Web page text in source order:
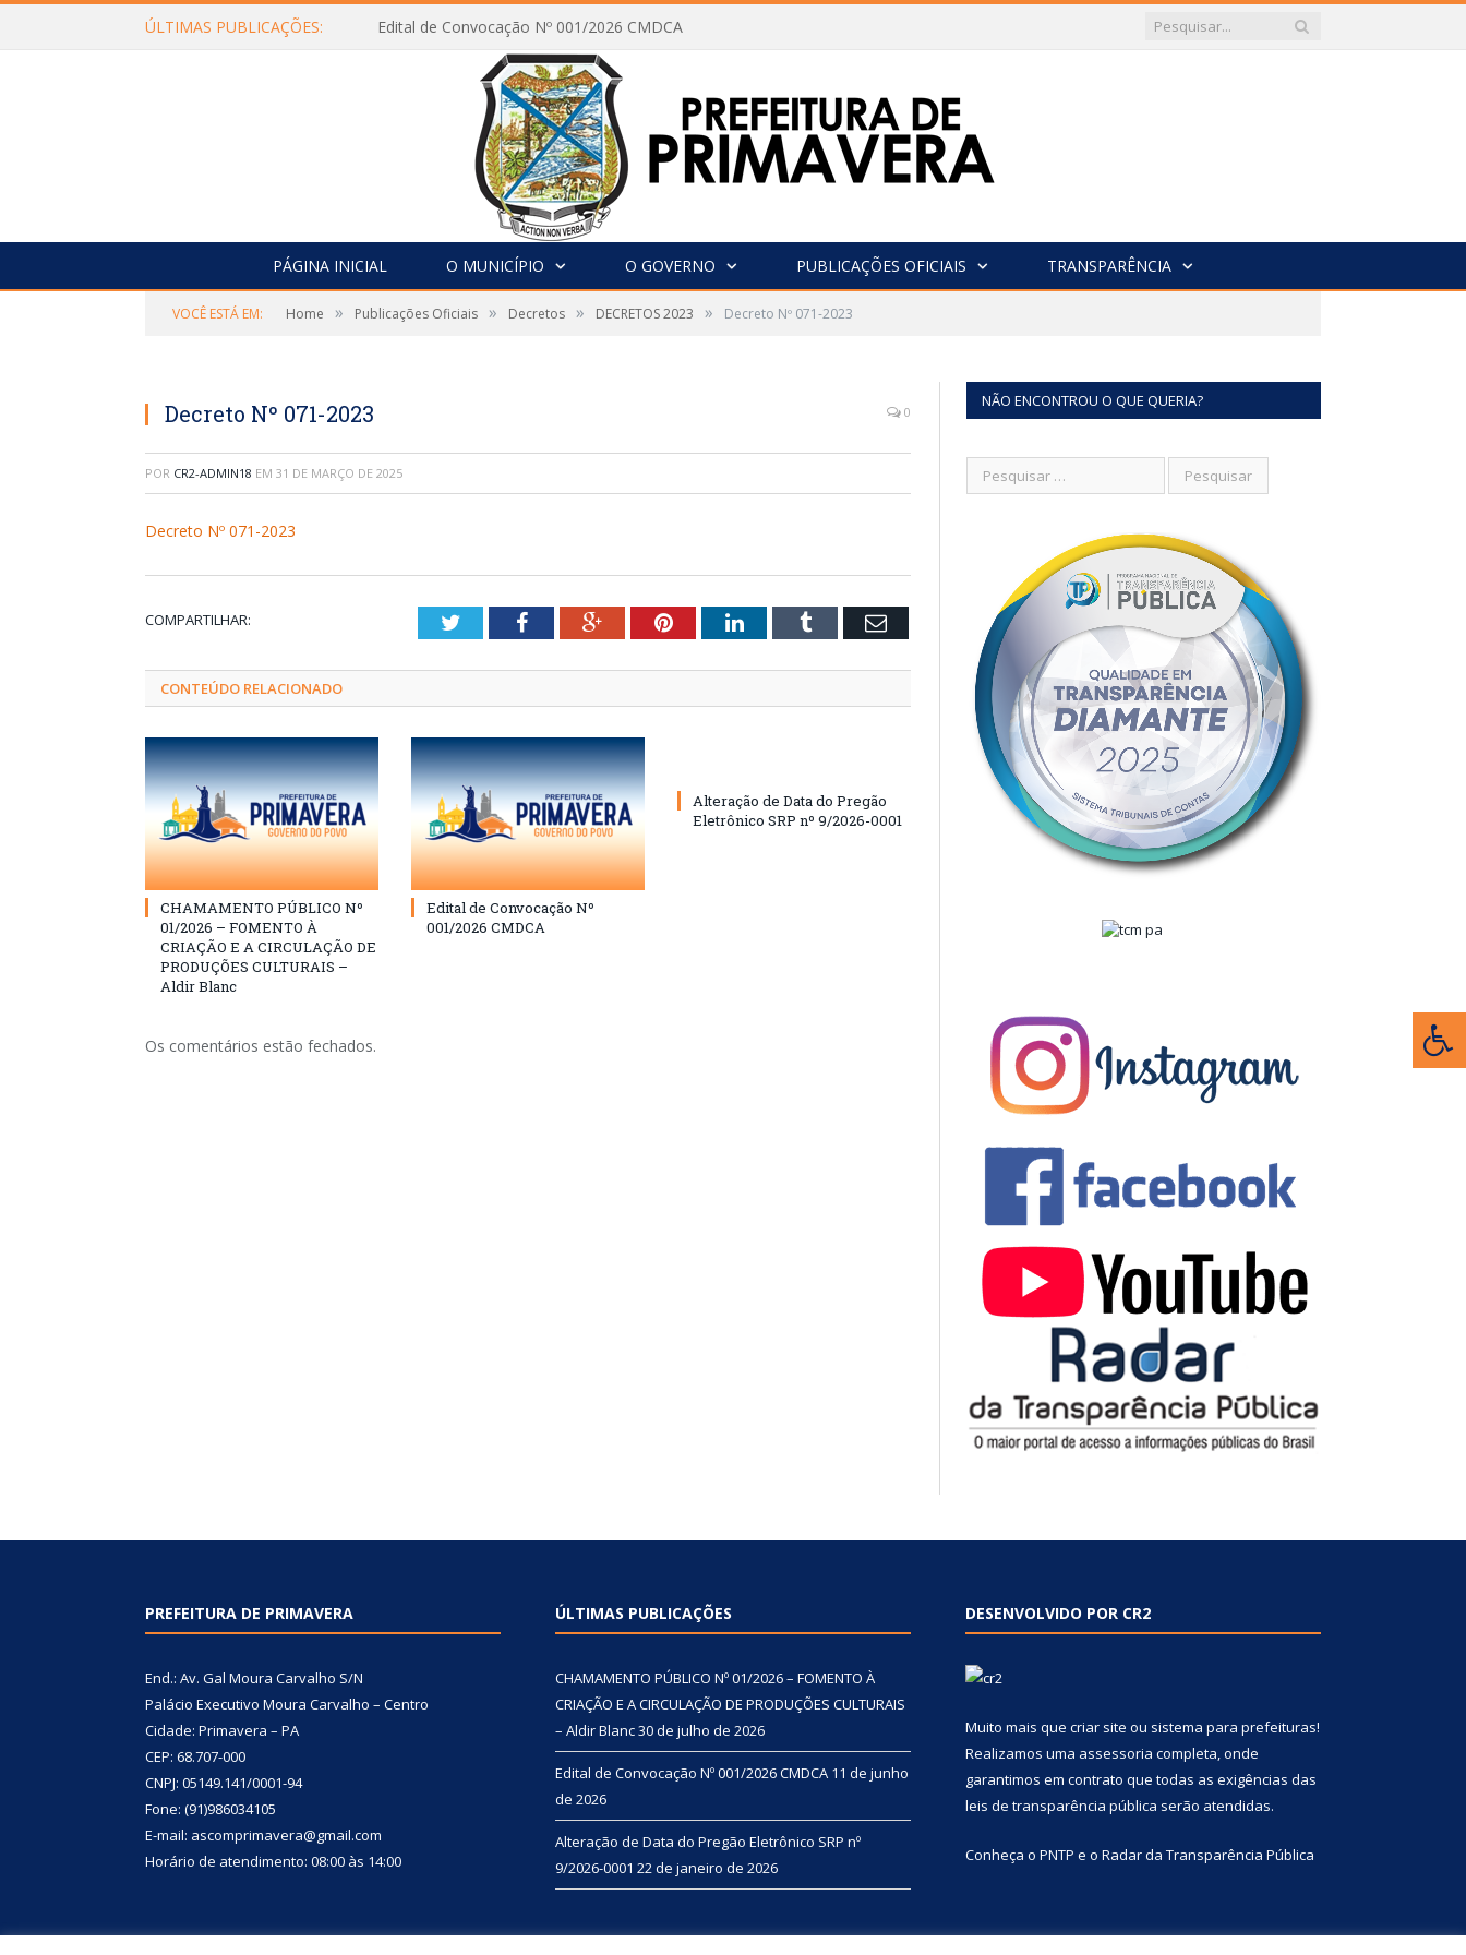
ÚLTIMAS PUBLICAÇÕES: Edital de Convocação Nº 001/2026 CMDCA
PÁGINA INICIAL O MUNICÍPIO O GOVERNO PUBLICAÇÕES OFICIAIS TRANSPARÊNCIA
VOCÊ ESTÁ EM: Home » Publicações Oficiais » Decretos » DECRETOS 2023 » Decreto Nº 071-2023
Decreto Nº 071-2023 0
POR CR2-ADMIN18 EM 31 DE MARÇO DE 2025
Decreto Nº 071-2023
COMPARTILHAR: TwitterFacebookGoogle+PinterestLinkedInTumblr Email
CONTEÚDO RELACIONADO
CHAMAMENTO PÚBLICO Nº
01/2026 – FOMENTO À
CRIAÇÃO E A CIRCULAÇÃO DE
PRODUÇÕES CULTURAIS –
Aldir Blanc
Edital de Convocação Nº
001/2026 CMDCA
Alteração de Data do Pregão
Eletrônico SRP nº 9/2026-0001
Os comentários estão fechados.
NÃO ENCONTROU O QUE QUERIA?
PREFEITURA DE PRIMAVERA
End.: Av. Gal Moura Carvalho S/N
Palácio Executivo Moura Carvalho – Centro
Cidade: Primavera – PA
CEP: 68.707-000
CNPJ: 05149.141/0001-94
Fone: (91)986034105
E-mail: ascomprimavera@gmail.com
Horário de atendimento: 08:00 às 14:00
ÚLTIMAS PUBLICAÇÕES
CHAMAMENTO PÚBLICO Nº 01/2026 – FOMENTO À
CRIAÇÃO E A CIRCULAÇÃO DE PRODUÇÕES CULTURAIS
– Aldir Blanc30 de julho de 2026
Edital de Convocação Nº 001/2026 CMDCA 11 de junho
de 2026
Alteração de Data do Pregão Eletrônico SRP nº
9/2026-0001 22 de janeiro de 2026
DESENVOLVIDO POR CR2
Muito mais que criar site ou sistema para prefeituras!
Realizamos uma assessoria completa, onde
garantimos em contrato que todas as exigências das
leis de transparência pública serão atendidas.
Conheça o PNTP e o Radar da Transparência Pública